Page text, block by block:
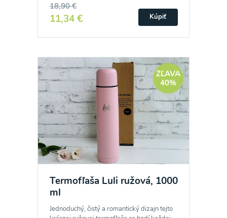
18,90 €
11,34 € Kúpiť
ZĽAVA
40%
Termofľaša Luli ružová, 1000
ml
Jednoduchý, čistý a romantický dizajn tejto